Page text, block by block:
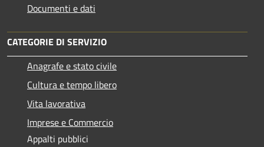
Documenti e dati
CATEGORIE DI SERVIZIO
Anagrafe e stato civile
Cultura e tempo libero
Vita lavorativa
Imprese e Commercio
Appalti pubblici